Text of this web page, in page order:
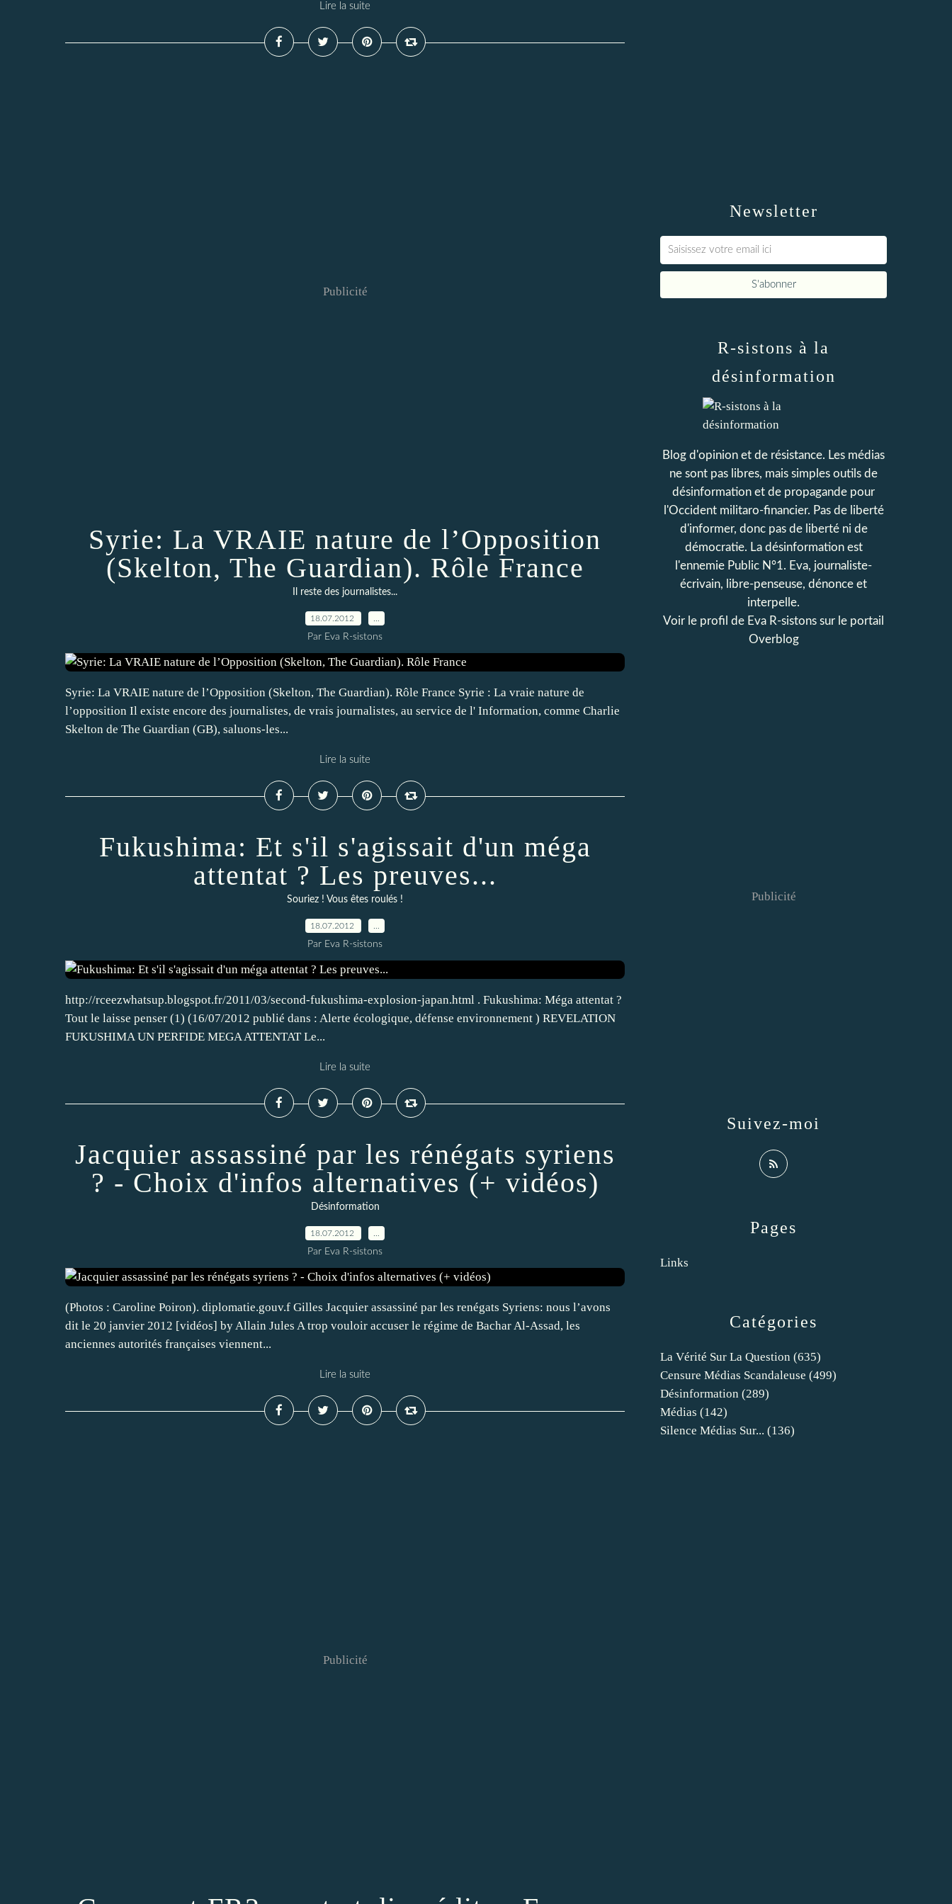
Lire la suite
Publicité
Syrie: La VRAIE nature de l’Opposition
(Skelton, The Guardian). Rôle France
Il reste des journalistes...
18.07.2012
Par Eva R-sistons
Syrie: La VRAIE nature de l’Opposition (Skelton, The Guardian). Rôle France Syrie : La vraie nature de
l’opposition Il existe encore des journalistes, de vrais journalistes, au service de l' Information, comme Charlie
Skelton de The Guardian (GB), saluons-les...
Lire la suite
Fukushima: Et s'il s'agissait d'un méga
attentat ? Les preuves...
Souriez ! Vous êtes roulés !
18.07.2012
Par Eva R-sistons
http://rceezwhatsup.blogspot.fr/2011/03/second-fukushima-explosion-japan.html . Fukushima: Méga attentat ?
Tout le laisse penser (1) (16/07/2012 publié dans : Alerte écologique, défense environnement ) REVELATION
FUKUSHIMA UN PERFIDE MEGA ATTENTAT Le...
Lire la suite
Jacquier assassiné par les rénégats syriens
? - Choix d'infos alternatives (+ vidéos)
Désinformation
18.07.2012
Par Eva R-sistons
(Photos : Caroline Poiron). diplomatie.gouv.f Gilles Jacquier assassiné par les renégats Syriens: nous l’avons
dit le 20 janvier 2012 [vidéos] by Allain Jules A trop vouloir accuser le régime de Bachar Al-Assad, les
anciennes autorités françaises viennent...
Lire la suite
Publicité
Newsletter
Catégories
La Vérité Sur La Question (635)
Censure Médias Scandaleuse (499)
Désinformation (289)
Médias (142)
Silence Médias Sur... (136)
Pages
Links
R-sistons à la
désinformation
Blog d'opinion et de résistance. Les médias
ne sont pas libres, mais simples outils de
désinformation et de propagande pour
l'Occident militaro-financier. Pas de liberté
d'informer, donc pas de liberté ni de
démocratie. La désinformation est
l'ennemie Public N°1. Eva, journaliste-
écrivain, libre-penseuse, dénonce et
interpelle.
Voir le profil de Eva R-sistons sur le portail
Overblog
Suivez-moi
Publicité